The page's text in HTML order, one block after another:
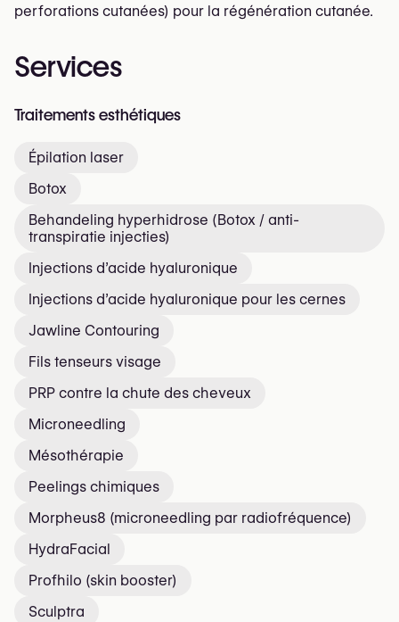
perforations cutanées) pour la régénération cutanée.
Services
Traitements esthétiques
Épilation laser
Botox
Behandeling hyperhidrose (Botox / anti-
transpiratie injecties)
Injections d’acide hyaluronique
Injections d’acide hyaluronique pour les cernes
Jawline Contouring
Fils tenseurs visage
PRP contre la chute des cheveux
Microneedling
Mésothérapie
Peelings chimiques
Morpheus8 (microneedling par radiofréquence)
HydraFacial
Profhilo (skin booster)
Sculptra